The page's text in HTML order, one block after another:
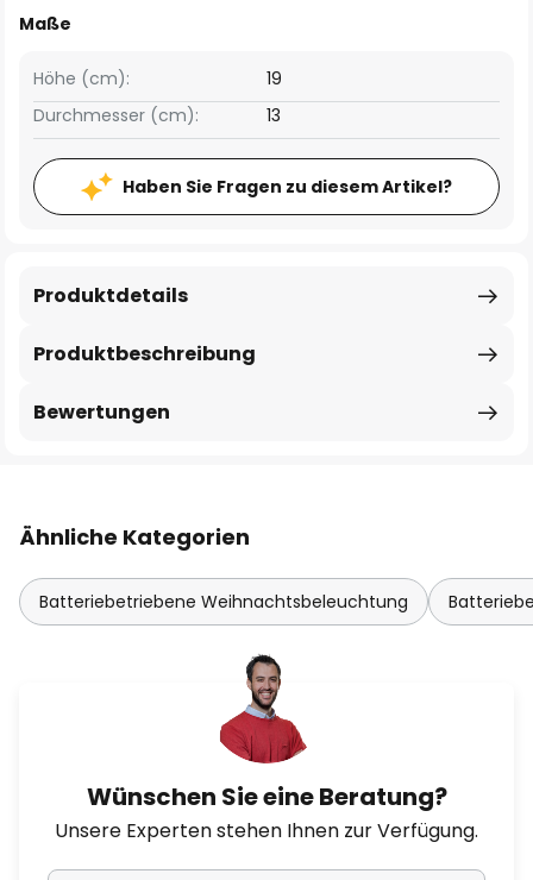
Maße
Höhe (cm):
19
Durchmesser (cm):
13
Haben Sie Fragen zu diesem Artikel?
Produktbeschreibung
Produktdetails
Bewertungen
Ähnliche Kategorien
Batteriebetriebene Weihnachtsbeleuchtung
Wünschen Sie eine Beratung?
Unsere Experten stehen Ihnen zur Verfügung.